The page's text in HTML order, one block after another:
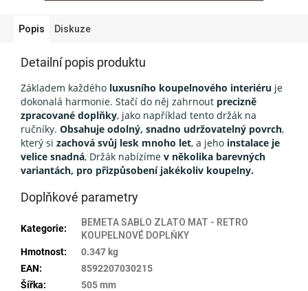
Popis Diskuze
Detailní popis produktu
Základem každého luxusního koupelnového interiéru je
dokonalá harmonie. Stačí do něj zahrnout precizně
zpracované doplňky, jako například tento držák na
ručníky. Obsahuje odolný, snadno udržovatelný povrch,
který si zachová svůj lesk mnoho let, a jeho instalace je
velice snadná, Držák nabízíme v několika barevných
variantách, pro přizpůsobení jakékoliv koupelny.
Doplňkové parametry
Kategorie:
BEMETA SABLO ZLATO MAT - RETRO
KOUPELNOVÉ DOPLŇKY
Hmotnost:
0.347 kg
EAN:
8592207030215
Šířka:
505 mm